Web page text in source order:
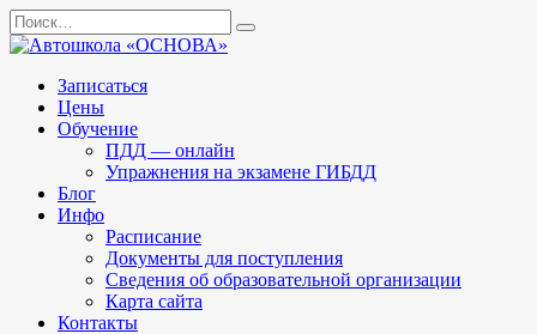
Перейти
к
Search
for:
Записаться
Цены
Обучение
ПДД — онлайн
Упражнения на экзамене ГИБДД
Блог
Инфо
Расписание
Документы для поступления
Сведения об образовательной организации
Карта сайта
Контакты